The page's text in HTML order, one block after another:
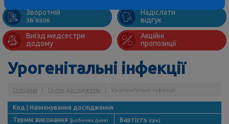
Зворотній
зв’язок
Надіслати
відгук
Виїзд медсестри
додому
Акційні
пропозиції
Урогенітальні інфекції
Головна Групи досліджень Урогенітальні інфекції
Код | Наіменування дослідження
Термін виконання (робочих днів) Вартість (грн)